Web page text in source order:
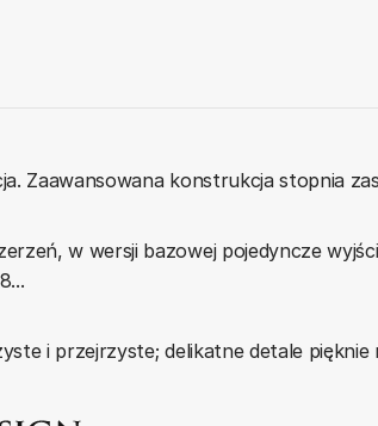
Zaawansowana konstrukcja stopnia
w wersji bazowej pojedyncze
i przejrzyste; delikatne detale pięknie